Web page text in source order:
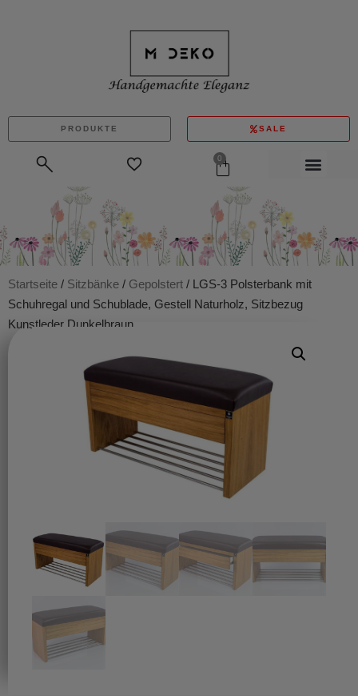
PRODUKTE SALE
0
Startseite / Sitzbänke / Gepolstert / LGS-3 Polsterbank mit
Schuhregal und Schublade, Gestell Naturholz, Sitzbezug
Kunstleder Dunkelbraun